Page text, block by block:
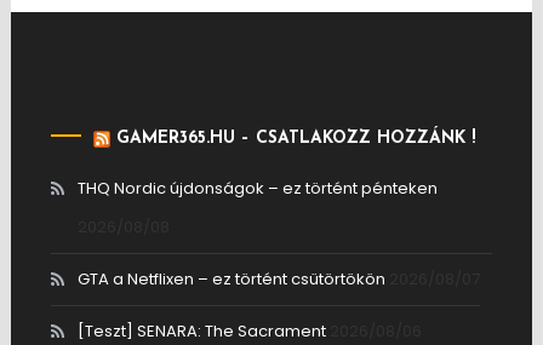
GAMER365.HU – CSATLAKOZZ HOZZÁNK !
THQ Nordic újdonságok – ez történt pénteken
GTA a Netflixen – ez történt csütörtökön
[Teszt] SENARA: The Sacrament